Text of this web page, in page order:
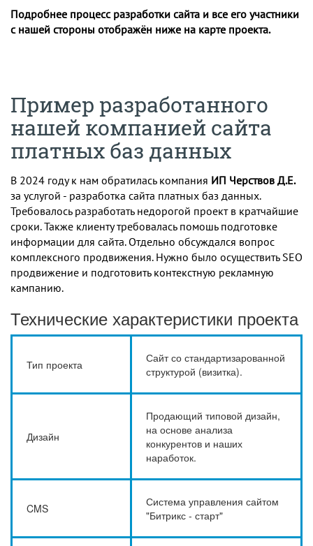
Подробнее процесс разработки сайта и все его участники
с нашей стороны отображён ниже на карте проекта.
Пример разработанного
нашей компанией сайта
платных баз данных
В 2024 году к нам обратилась компания ИП Черствов Д.Е.
за услугой - разработка сайта платных баз данных.
Требовалось разработать недорогой проект в кратчайшие
сроки. Также клиенту требовалась помошь подготовке
информации для сайта. Отдельно обсуждался вопрос
комплексного продвижения. Нужно было осуществить SEO
продвижение и подготовить контекстную рекламную
кампанию.
Технические характеристики проекта
Тип проекта
Сайт со стандартизарованной
структурой (визитка).
Дизайн
Продающий типовой дизайн,
на основе анализа
конкурентов и наших
наработок.
CMS
Система управления сайтом
"Битрикс - старт"